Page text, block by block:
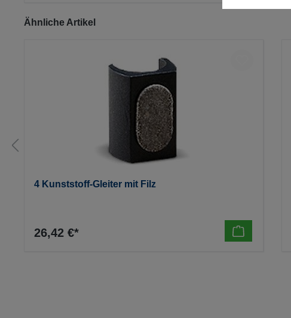
Produktgalerie überspringen
Ähnliche Artikel
4 Kunststoff-Gleiter mit Filz
26,42 €*